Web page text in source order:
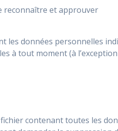
reconnaître et approuver
les données personnelles
à tout moment (à
contenant toutes les